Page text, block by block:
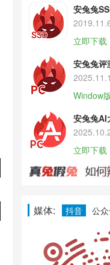
安兔兔
立即下载
安兔兔评
Window
安兔兔AI
立即下载
媒体: 抖音 公